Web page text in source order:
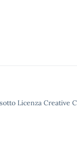
Licenza Creative